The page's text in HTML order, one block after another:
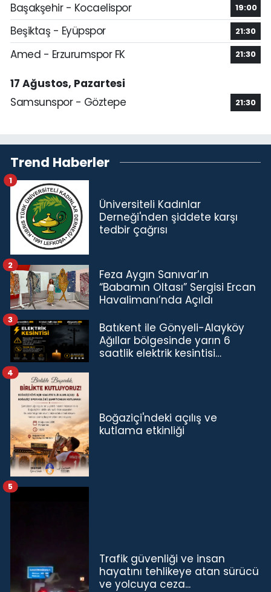
Başakşehir - Kocaelispor 19:00
Beşiktaş - Eyüpspor 21:30
Amed - Erzurumspor FK 21:30
17 Ağustos, Pazartesi
Samsunspor - Göztepe
21:30
Trend Haberler
Üniversiteli Kadınlar
Derneği'nden şiddete karşı
tedbir çağrısı
1
Feza Aygın Sanıvar’ın
“Babamın Oltası” Sergisi Ercan
Havalimanı’nda Açıldı
2
Batıkent ile Gönyeli-Alayköy
Ağıllar bölgesinde yarın 6
saatlik elektrik kesintisi…
3
Boğaziçi'ndeki açılış ve
kutlama etkinliği
4
Trafik güvenliği ve insan
hayatını tehlikeye atan sürücü
ve yolcuya ceza...
5